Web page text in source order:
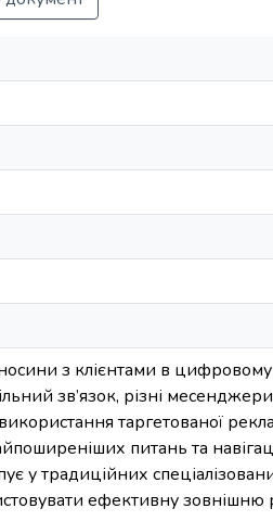
з клієнтами в цифровому
зв’язок, різні
таргетованої
питань та
у традиційних
ефективну